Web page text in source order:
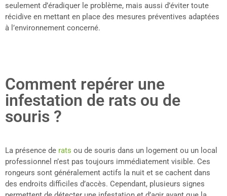
seulement d’éradiquer le problème, mais aussi d’éviter toute
récidive en mettant en place des mesures préventives adaptées
à l’environnement concerné.
Comment repérer une
infestation de rats ou de
souris ?
La présence de rats ou de souris dans un logement ou un local
professionnel n’est pas toujours immédiatement visible. Ces
rongeurs sont généralement actifs la nuit et se cachent dans
des endroits difficiles d’accès. Cependant, plusieurs signes